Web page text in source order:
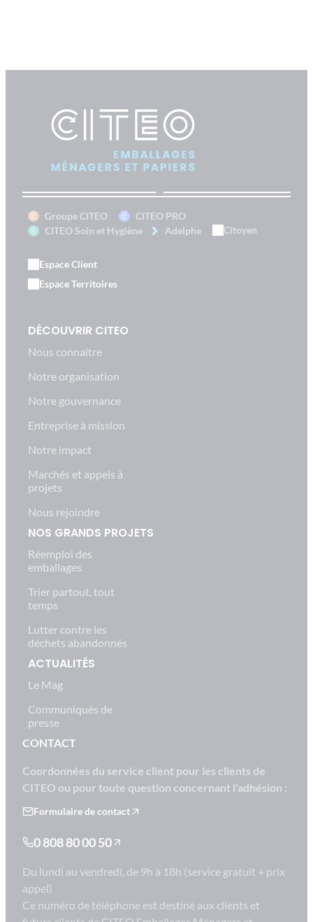
Groupe CITEO
CITEO PRO
CITEO Soin et Hygiène
Adelphe Citoyen
Espace Client
Espace Territoires
DÉCOUVRIR CITEO
Nous connaitre
Notre organisation
Notre gouvernance
Entreprise à mission
Notre impact
Marchés et appels à
projets
Nous rejoindre
NOS GRANDS PROJETS
Réemploi des
emballages
Trier partout, tout
temps
Lutter contre les
déchets abandonnés
ACTUALITÉS
Le Mag
Communiqués de
presse
CONTACT
Coordonnées du service client pour les clients de
CITEO ou pour toute question concernant l’adhésion :
Formulaire de contact
0 808 80 00 50
Du lundi au vendredi, de 9h à 18h (service gratuit + prix
appel)
Ce numéro de téléphone est destiné aux clients et